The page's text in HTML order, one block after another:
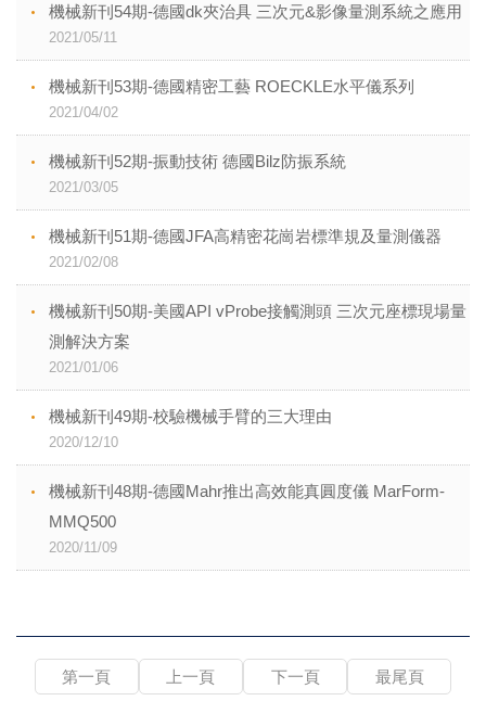
機械新刊54期-德國dk夾治具 三次元&影像量測系統之應用
2021/05/11
機械新刊53期-德國精密工藝 ROECKLE水平儀系列
2021/04/02
機械新刊52期-振動技術 德國Bilz防振系統
2021/03/05
機械新刊51期-德國JFA高精密花崗岩標準規及量測儀器
2021/02/08
機械新刊50期-美國API vProbe接觸測頭 三次元座標現場量
測解決方案
2021/01/06
機械新刊49期-校驗機械手臂的三大理由
2020/12/10
機械新刊48期-德國Mahr推出高效能真圓度儀 MarForm-
MMQ500
2020/11/09
第一頁 上一頁 下一頁 最尾頁